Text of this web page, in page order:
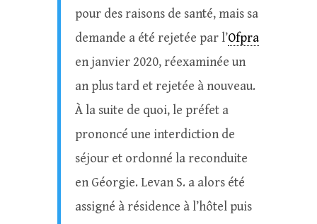
pour des raisons de santé, mais sa
demande a été rejetée par l’Ofpra
en janvier 2020, réexaminée un
an plus tard et rejetée à nouveau.
À la suite de quoi, le préfet a
prononcé une interdiction de
séjour et ordonné la reconduite
en Géorgie. Levan S. a alors été
assigné à résidence à l’hôtel puis